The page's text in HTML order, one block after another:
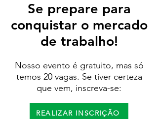
Se prepare para
conquistar o mercado
de trabalho!
Nosso evento é gratuito, mas só
temos 20 vagas. Se tiver certeza
que vem, inscreva-se:
REALIZAR INSCRIÇÃO